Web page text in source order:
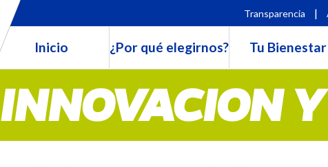
Transparencia |
Inicio ¿Por qué elegirnos? Tu Bienestar
INNOVACION